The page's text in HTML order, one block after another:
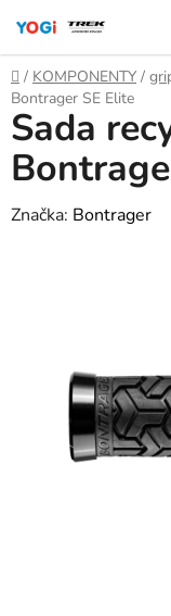
obsah
Domů
/ KOMPONENTY /
Bontrager SE Elite
Sada
Značka: Bontrager